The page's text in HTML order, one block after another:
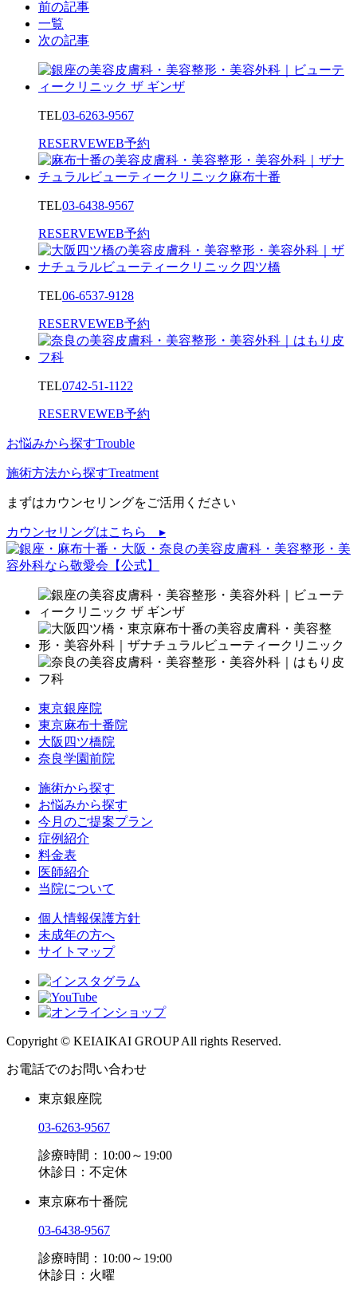
前の記事
一覧
次の記事
TEL03-6263-9567
RESERVEWEB予約
TEL03-6438-9567
RESERVEWEB予約
TEL06-6537-9128
RESERVEWEB予約
TEL0742-51-1122
RESERVEWEB予約
お悩みから探すTrouble
施術方法から探すTreatment
まずはカウンセリングをご活用ください
カウンセリングはこちら ▸
東京銀座院
東京麻布十番院
大阪四ツ橋院
奈良学園前院
施術から探す
お悩みから探す
今月のご提案プラン
症例紹介
料金表
医師紹介
当院について
個人情報保護方針
未成年の方へ
サイトマップ
Copyright © KEIAIKAI GROUP All rights Reserved.
お電話でのお問い合わせ
東京銀座院
03-6263-9567
診療時間：10:00～19:00
休診日：不定休
東京麻布十番院
03-6438-9567
診療時間：10:00～19:00
休診日：火曜